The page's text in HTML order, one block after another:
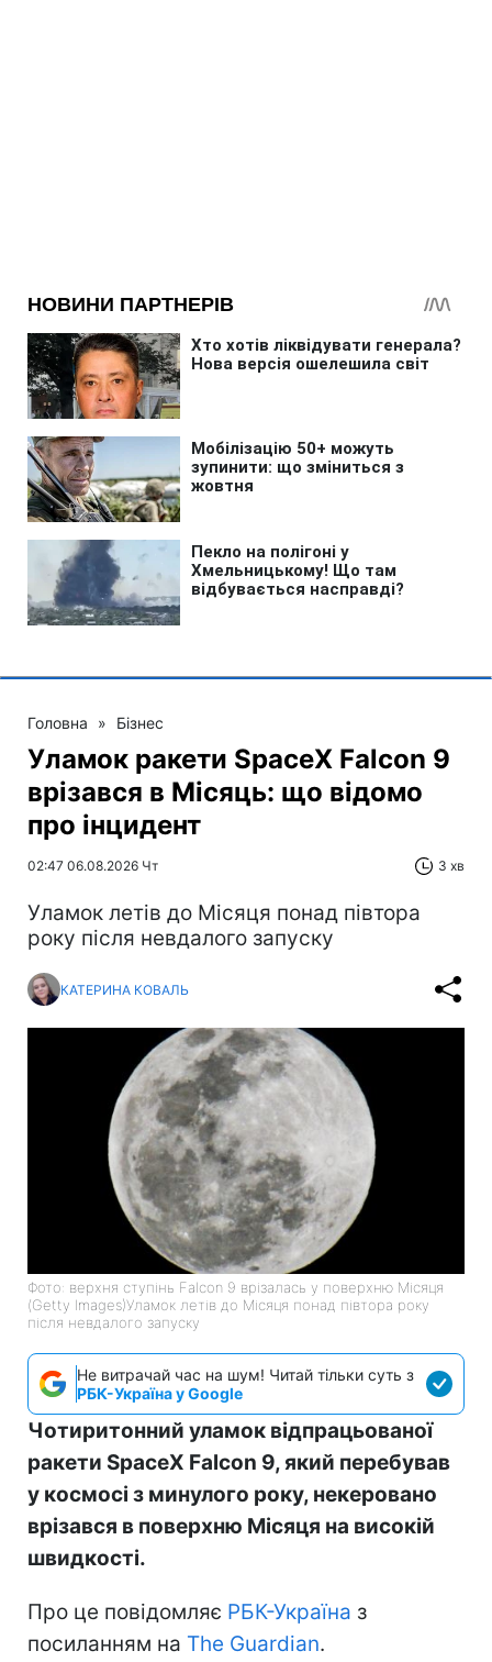
Головна » Бізнес
Уламок ракети SpaceX Falcon 9
врізався в Місяць: що відомо
про інцидент
02:47 06.08.2026 Чт 3 хв
Уламок летів до Місяця понад півтора
року після невдалого запуску
КАТЕРИНА КОВАЛЬ
Фото: верхня ступінь Falcon 9 врізалась у поверхню Місяця
(Getty Images)Уламок летів до Місяця понад півтора року
після невдалого запуску
Не витрачай час на шум! Читай тільки суть з
РБК-Україна у Google
Чотиритонний уламок відпрацьованої
ракети SpaceX Falcon 9, який перебував
у космосі з минулого року, некеровано
врізався в поверхню Місяця на високій
швидкості.
Про це повідомляє РБК-Україна з
посиланням на The Guardian.